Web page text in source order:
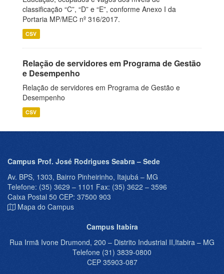
classificação “C”, “D” e “E”, conforme Anexo I da
Portaria MP/MEC nº 316/2017.
CSV
Relação de servidores em Programa de Gestão
e Desempenho
Relação de servidores em Programa de Gestão e
Desempenho
CSV
Campus Prof. José Rodrigues Seabra – Sede
Av. BPS, 1303, Bairro Pinheirinho, Itajubá – MG
Telefone: (35) 3629 – 1101 Fax: (35) 3622 – 3596
Caixa Postal 50 CEP: 37500 903
Mapa do Campus
Campus Itabira
Rua Irmã Ivone Drumond, 200 – Distrito Industrial II,Itabira – MG
Telefone (31) 3839-0800
CEP 35903-087